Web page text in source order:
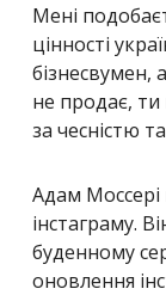
Мені
цінності
бізнесвумен,
не продає,
за чесністю
Адам Моссері
інстаграму.
буденному
оновлення